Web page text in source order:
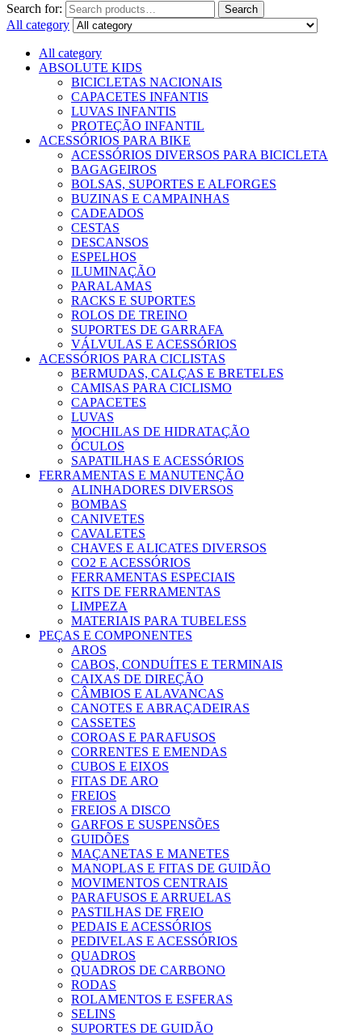
Search for: Search
All category
All category
ABSOLUTE KIDS
BICICLETAS NACIONAIS
CAPACETES INFANTIS
LUVAS INFANTIS
PROTEÇÃO INFANTIL
ACESSÓRIOS PARA BIKE
ACESSÓRIOS DIVERSOS PARA BICICLETA
BAGAGEIROS
BOLSAS, SUPORTES E ALFORGES
BUZINAS E CAMPAINHAS
CADEADOS
CESTAS
DESCANSOS
ESPELHOS
ILUMINAÇÃO
PARALAMAS
RACKS E SUPORTES
ROLOS DE TREINO
SUPORTES DE GARRAFA
VÁLVULAS E ACESSÓRIOS
ACESSÓRIOS PARA CICLISTAS
BERMUDAS, CALÇAS E BRETELES
CAMISAS PARA CICLISMO
CAPACETES
LUVAS
MOCHILAS DE HIDRATAÇÃO
ÓCULOS
SAPATILHAS E ACESSÓRIOS
FERRAMENTAS E MANUTENÇÃO
ALINHADORES DIVERSOS
BOMBAS
CANIVETES
CAVALETES
CHAVES E ALICATES DIVERSOS
CO2 E ACESSÓRIOS
FERRAMENTAS ESPECIAIS
KITS DE FERRAMENTAS
LIMPEZA
MATERIAIS PARA TUBELESS
PEÇAS E COMPONENTES
AROS
CABOS, CONDUÍTES E TERMINAIS
CAIXAS DE DIREÇÃO
CÂMBIOS E ALAVANCAS
CANOTES E ABRAÇADEIRAS
CASSETES
COROAS E PARAFUSOS
CORRENTES E EMENDAS
CUBOS E EIXOS
FITAS DE ARO
FREIOS
FREIOS A DISCO
GARFOS E SUSPENSÕES
GUIDÕES
MAÇANETAS E MANETES
MANOPLAS E FITAS DE GUIDÃO
MOVIMENTOS CENTRAIS
PARAFUSOS E ARRUELAS
PASTILHAS DE FREIO
PEDAIS E ACESSÓRIOS
PEDIVELAS E ACESSÓRIOS
QUADROS
QUADROS DE CARBONO
RODAS
ROLAMENTOS E ESFERAS
SELINS
SUPORTES DE GUIDÃO